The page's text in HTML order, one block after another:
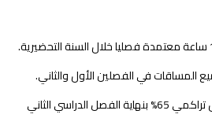
المساقات في الفصلين الأول والثاني.
على الطالب تحقيق معدل تراكمي 65% بنهاية الفصل الدراسي الثاني